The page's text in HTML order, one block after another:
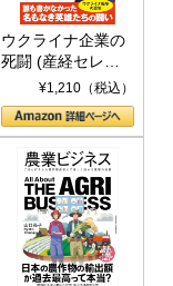
ウクライナ企業の
死闘 (産経セレク
ト S 039)¥1,210（税込）